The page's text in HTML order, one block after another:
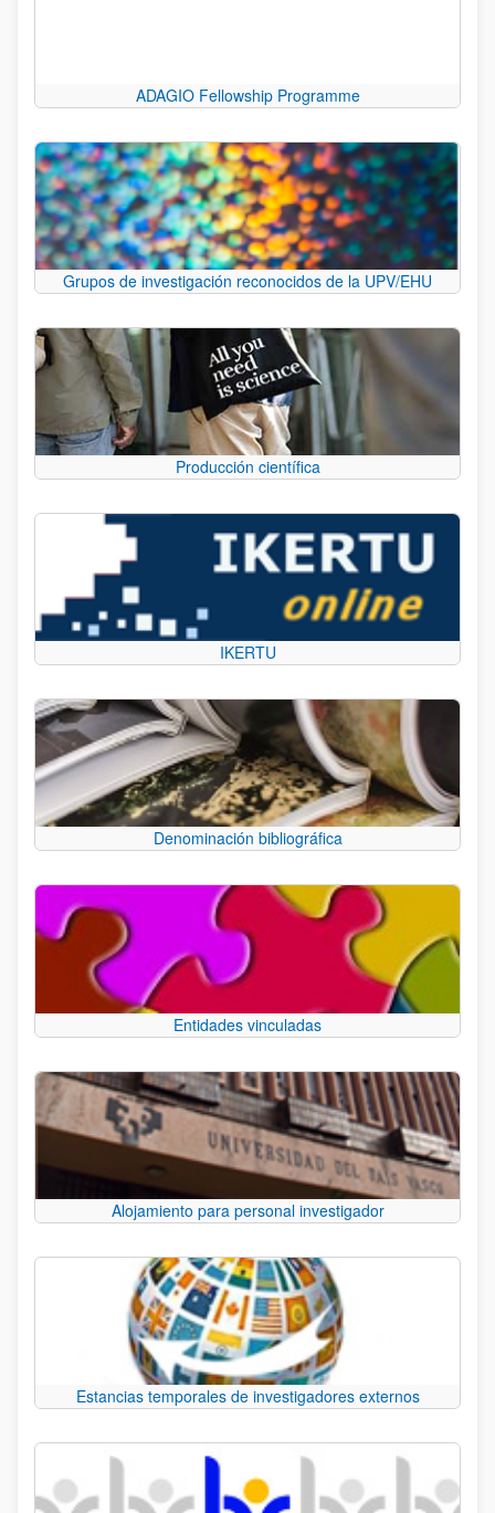
ADAGIO Fellowship Programme
Grupos de investigación reconocidos de la UPV/EHU
Producción científica
IKERTU
Denominación bibliográfica
Entidades vinculadas
Alojamiento para personal investigador
Estancias temporales de investigadores externos